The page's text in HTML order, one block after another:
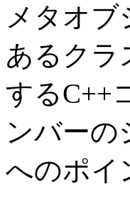
メタオ
あるクラ
するC++
ンバーの
へのポイ